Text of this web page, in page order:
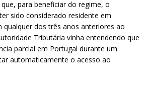
para beneficiar do regime, o
sido considerado residente em
dos três anos anteriores ao
Tributária vinha entendendo que
parcial em Portugal durante um
automaticamente o acesso ao